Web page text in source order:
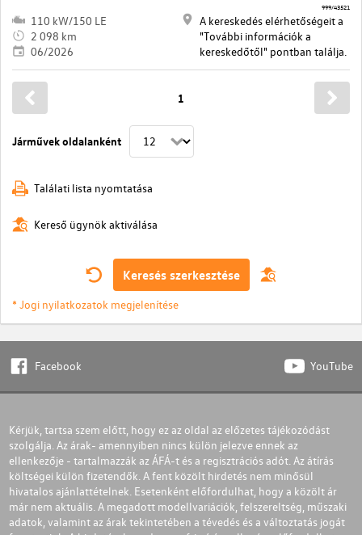
110 kW/150 LE
2 098 km
06/2026
A kereskedés elérhetőségeit a
"További információk a
kereskedőtől" pontban találja.
999/43521
Járművek oldalanként
1
Találati lista nyomtatása
Kereső ügynök aktiválása
Keresés szerkesztése
* Jogi nyilatkozatok megjelenítése
Facebook YouTube
Kérjük, tartsa szem előtt, hogy ez az oldal az előzetes tájékozódást
szolgálja. Az árak- amennyiben nincs külön jelezve ennek az
ellenkezője - tartalmazzák az ÁFÁ-t és a regisztrációs adót. Az átírás
költségei külön fizetendők. A fent közölt hirdetés nem minősül
hivatalos ajánlattételnek. Esetenként előfordulhat, hogy a közölt ár
már nem aktuális. A megadott modellvariációk, felszereltség, műszaki
adatok, valamint az árak tekintetében a tévedés és a változtatás jogát